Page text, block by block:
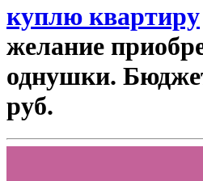
куплю квартиру
желание
однушки.
руб.